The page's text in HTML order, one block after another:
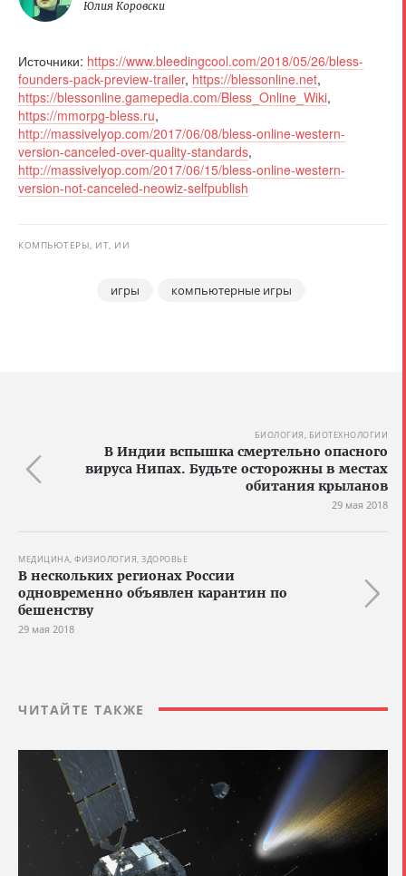
Юлия Коровски
Источники: https://www.bleedingcool.com/2018/05/26/bless-
founders-pack-preview-trailer, https://blessonline.net,
https://blessonline.gamepedia.com/Bless_Online_Wiki,
https://mmorpg-bless.ru,
http://massivelyop.com/2017/06/08/bless-online-western-
version-canceled-over-quality-standards,
http://massivelyop.com/2017/06/15/bless-online-western-
version-not-canceled-neowiz-selfpublish
КОМПЬЮТЕРЫ, ИТ, ИИ
игры компьютерные игры
БИОЛОГИЯ, БИОТЕХНОЛОГИИ
В Индии вспышка смертельно опасного
вируса Нипах. Будьте осторожны в местах
обитания крыланов
29 мая 2018
МЕДИЦИНА, ФИЗИОЛОГИЯ, ЗДОРОВЬЕ
В нескольких регионах России
одновременно объявлен карантин по
бешенству
29 мая 2018
ЧИТАЙТЕ ТАКЖЕ